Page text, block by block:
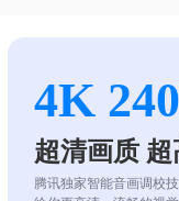
4K
超清画质
腾讯独家智能音画调校